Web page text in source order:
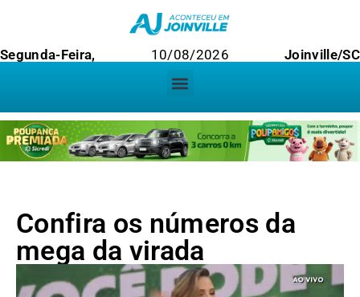
Segunda-Feira, 10/08/2026 Joinville/SC
Confira os números da
mega da virada